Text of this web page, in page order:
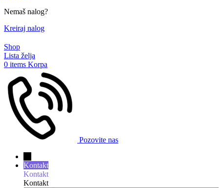
Nemaš nalog?
Kreiraj nalog
Shop
Lista želja
0 items Korpa
Pozovite nas
Kontakt
Kontakt
Kontakt